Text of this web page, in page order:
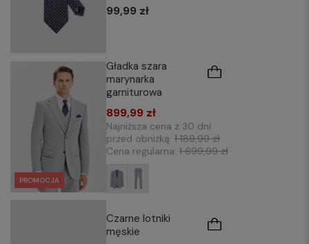
99,99 zł
PROMOCJA
Gładka szara
marynarka
garniturowa
899,99 zł
Najniższa cena z 30 dni
przed obniżką: 1 189,99 zł
Cena regularna: 1 699,99 zł
Czarne lotniki
męskie